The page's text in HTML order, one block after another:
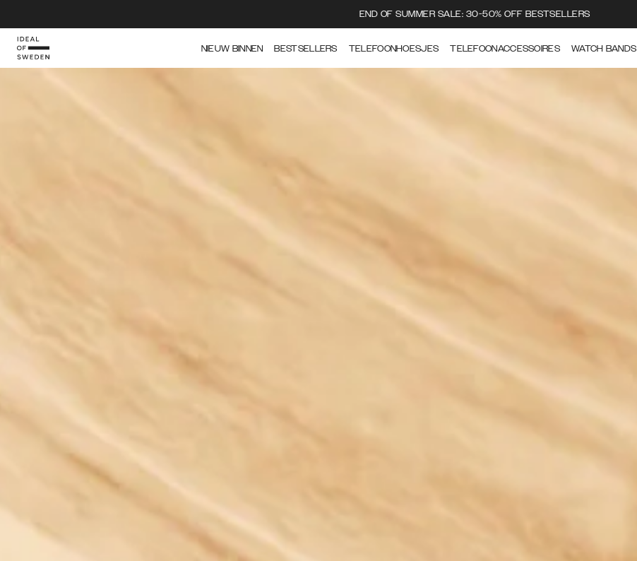
END OF SUMMER SALE: 30-50% OFF BESTSELLERS
IDEAL OF SWEDEN NIEUW BINNEN BESTSELLERS TELEFOONHOESJES TELEFOONACCESSOIRES WATCH BANDS